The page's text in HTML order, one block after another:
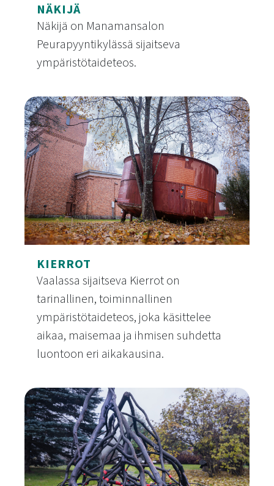
NÄKIJÄ
Näkijä on Manamansalon
Peurapyyntikylässä sijaitseva
ympäristötaideteos.
Näkijä
KIERROT
Vaalassa sijaitseva Kierrot on
tarinallinen, toiminnallinen
ympäristötaideteos, joka käsittelee
aikaa, maisemaa ja ihmisen suhdetta
luontoon eri aikakausina.
Kierrot